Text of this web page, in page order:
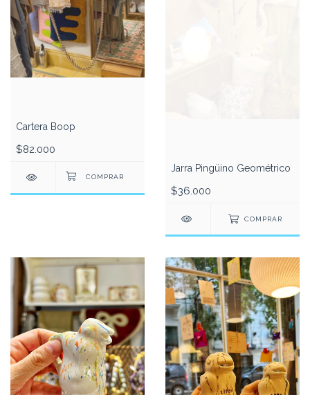
Cartera Boop
$82.000
Jarra Pingüino Geométrico
$36.000
COMPRAR